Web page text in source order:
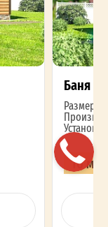
Баня
Размеры:
16 м2